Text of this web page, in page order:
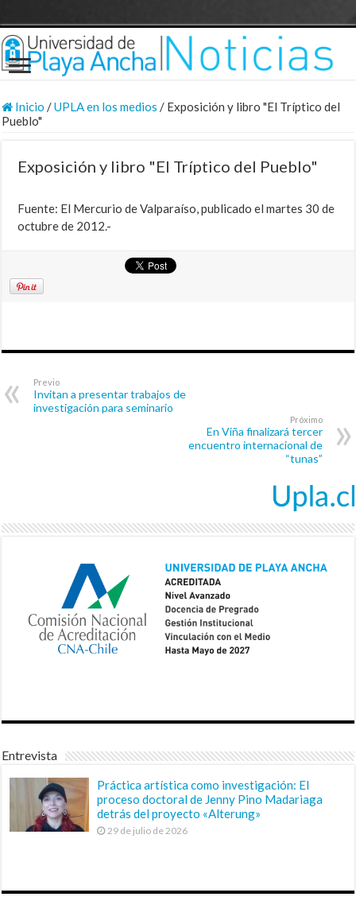
Inicio /UPLA en los medios / Exposición y libro "El Tríptico del
Pueblo"
Exposición y libro "El Tríptico del Pueblo"
Fuente: El Mercurio de Valparaíso, publicado el martes 30 de
octubre de 2012.-
Previo
Invitan a presentar trabajos de
investigación para seminario
Próximo
En Viña finalizará tercer
encuentro internacional de
“tunas”
Entrevista
Práctica artística como investigación: El
proceso doctoral de Jenny Pino Madariaga
detrás del proyecto «Alterung»
29 de julio de 2026